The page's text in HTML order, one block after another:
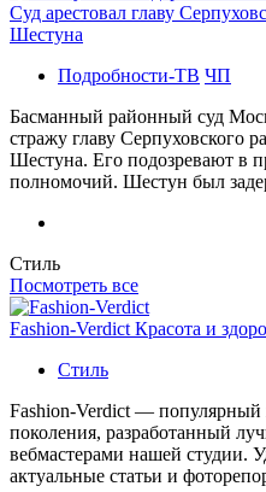
Суд арестовал главу
Шестуна
Подробности-ТВ ЧП
Басманный районный суд
стражу главу Серпуховского
Шестуна. Его подозревают в
полномочий. Шестун был
Стиль
Посмотреть все
Fashion-Verdict Красота и
Стиль
Fashion-Verdict —
поколения, разработанный
вебмастерами нашей студии.
актуальные статьи и